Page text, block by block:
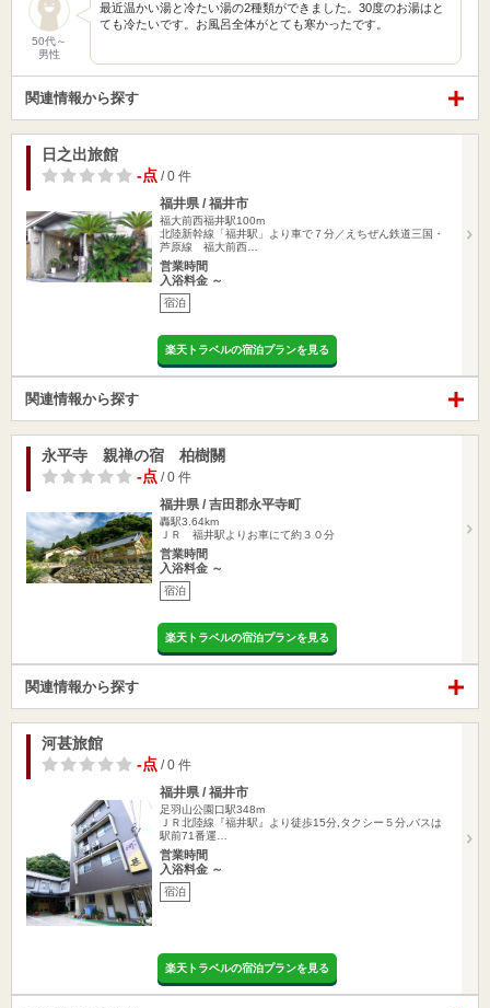
50代～
男性
最近温かい湯と冷たい湯の2種類ができました。30度のお湯はと
ても冷たいです。お風呂全体がとても寒かったです。
関連情報から探す
日之出旅館
-点 / 0 件
福井県 / 福井市
福大前西福井駅100m
北陸新幹線「福井駅」より車で７分／えちぜん鉄道三国・
芦原線 福大前西…
営業時間
入浴料金 ～
宿泊
楽天トラベルの宿泊プランを見る
関連情報から探す
永平寺 親禅の宿 柏樹關
-点 / 0 件
福井県 / 吉田郡永平寺町
轟駅3.64km
ＪＲ 福井駅よりお車にて約３０分
営業時間
入浴料金 ～
宿泊
楽天トラベルの宿泊プランを見る
関連情報から探す
河甚旅館
-点 / 0 件
福井県 / 福井市
足羽山公園口駅348m
ＪＲ北陸線『福井駅』より徒歩15分,タクシー５分,バスは
駅前71番運…
営業時間
入浴料金 ～
宿泊
楽天トラベルの宿泊プランを見る